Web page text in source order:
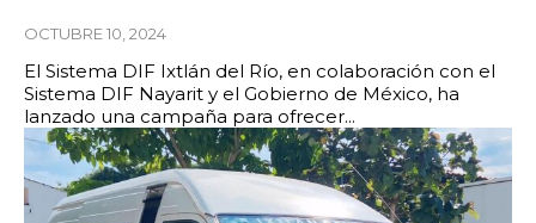
OCTUBRE 10, 2024
El Sistema DIF Ixtlán del Río, en colaboración con el
Sistema DIF Nayarit y el Gobierno de México, ha
lanzado una campaña para ofrecer...